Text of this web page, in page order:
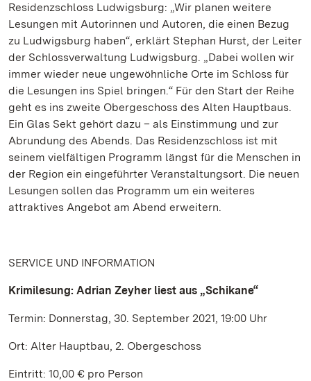
Residenzschloss Ludwigsburg: „Wir planen weitere
Lesungen mit Autorinnen und Autoren, die einen Bezug
zu Ludwigsburg haben“, erklärt Stephan Hurst, der Leiter
der Schlossverwaltung Ludwigsburg. „Dabei wollen wir
immer wieder neue ungewöhnliche Orte im Schloss für
die Lesungen ins Spiel bringen.“ Für den Start der Reihe
geht es ins zweite Obergeschoss des Alten Hauptbaus.
Ein Glas Sekt gehört dazu – als Einstimmung und zur
Abrundung des Abends. Das Residenzschloss ist mit
seinem vielfältigen Programm längst für die Menschen in
der Region ein eingeführter Veranstaltungsort. Die neuen
Lesungen sollen das Programm um ein weiteres
attraktives Angebot am Abend erweitern.
SERVICE UND INFORMATION
Krimilesung: Adrian Zeyher liest aus „Schikane“
Termin: Donnerstag, 30. September 2021, 19:00 Uhr
Ort: Alter Hauptbau, 2. Obergeschoss
Eintritt: 10,00 € pro Person